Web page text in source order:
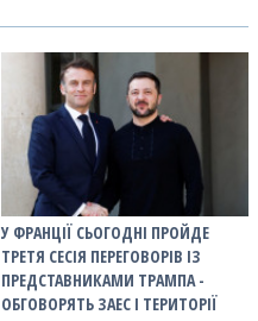
У ФРАНЦІЇ СЬОГОДНІ ПРОЙДЕ
ТРЕТЯ СЕСІЯ ПЕРЕГОВОРІВ ІЗ
ПРЕДСТАВНИКАМИ ТРАМПА -
ОБГОВОРЯТЬ ЗАЕС І ТЕРИТОРІЇ